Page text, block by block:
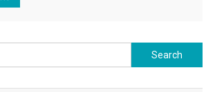
Search for: